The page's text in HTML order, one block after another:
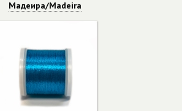
Мадеира/Madeira